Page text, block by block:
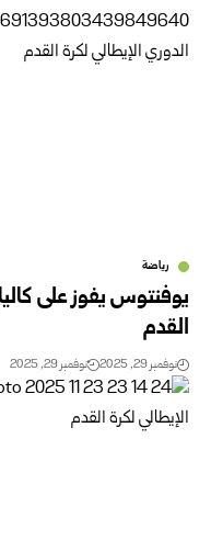
رياضة
يوفنتوس يفوز على
القدم
نوفمبر 29, 2025 نوفمبر 29, 2025